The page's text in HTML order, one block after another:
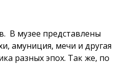
В музее представлены
амуниция, мечи и другая
разных эпох. Так же, по